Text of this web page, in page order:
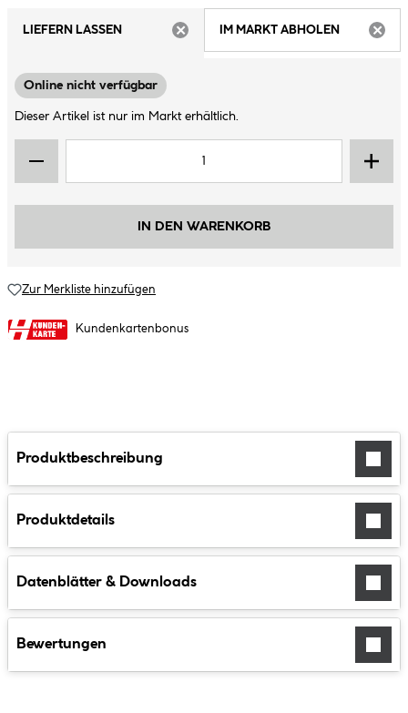
LIEFERN LASSEN
IM MARKT ABHOLEN
Online nicht verfügbar
Dieser Artikel ist nur im Markt erhältlich.
IN DEN WARENKORB
Zur Merkliste hinzufügen
Kundenkartenbonus
Produktbeschreibung
Produktdetails
Datenblätter & Downloads
Bewertungen